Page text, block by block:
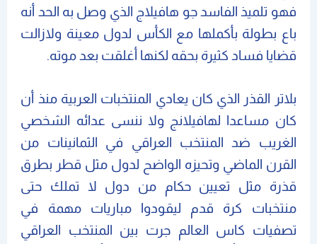
فهو تلميذ الفاسد جو هافيلاج الذي وصل به الحد أنه
باع بطولة بأكملها مع الكأس لدول معينة ولازالت
قضايا فساد كثيرة بحقه لكنها أغلقت بعد موته.
بلاتر القذر الذي كان يعادي المنتخبات العربية منذ أن
كان مساعدا لهافيلانج ولا ننسى عدائه الشخصي
الغريب ضد المنتخب العراقي في الثمانينات من
القرن الماضي وتحيزه الواضح لدول مثل قطر بطرق
قذرة مثل تعيين حكام من دول لا تملك حتى
منتخبات كرة قدم ليقودوا مباريات مهمة في
تصفيات كاس العالم جرت بين المنتخب العراقي